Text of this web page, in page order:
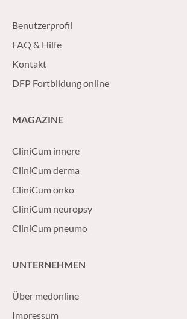
Benutzerprofil
FAQ & Hilfe
Kontakt
DFP Fortbildung online
MAGAZINE
CliniCum innere
CliniCum derma
CliniCum onko
CliniCum neuropsy
CliniCum pneumo
UNTERNEHMEN
Über medonline
Impressum